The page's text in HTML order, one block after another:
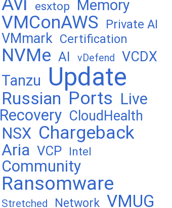
esxtop Memory
VMConAWS Private AI
VMmark Certification
NVMe AI vDefend VCDX
Tanzu Update
Russian Ports Live
Recovery CloudHealth
NSX Chargeback
Aria VCP Intel
Community
Ransomware
Stretched Network VMUG